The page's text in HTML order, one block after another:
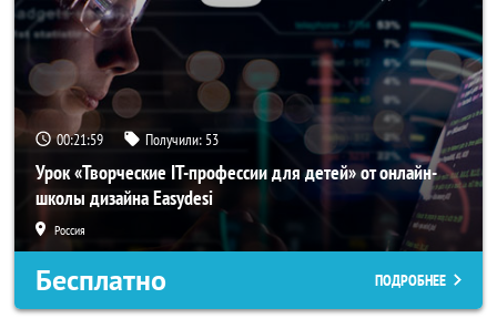
00:21:59 Получили: 53
Урок «Творческие IT-профессии для детей» от онлайн-
школы дизайна Easydesi
Россия
Бесплатно ПОДРОБНЕЕ